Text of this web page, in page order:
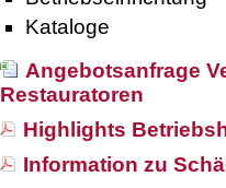
Kataloge
Angebotsanfrage
Restauratoren
Highlights
Information zu